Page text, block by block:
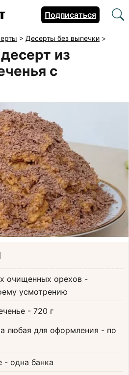
Подписаться
> Десерты без выпечки >
из
с
очищенных орехов -
усмотрению
- 720 г
любая для оформления - по
- одна банка